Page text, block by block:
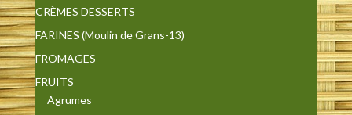
CRÈMES DESSERTS
FARINES (Moulin de Grans-13)
FROMAGES
FRUITS
Agrumes